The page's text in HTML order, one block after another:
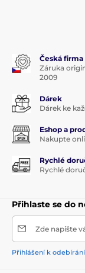
Česká
Záruka
2009
Dárek
Dárek ke
Eshop a
Nakupte
Rychlé
Rychlé
Přihlaste se do
Zde napište
Přihlášení k